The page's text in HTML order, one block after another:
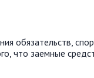
обязательств,
что заемные